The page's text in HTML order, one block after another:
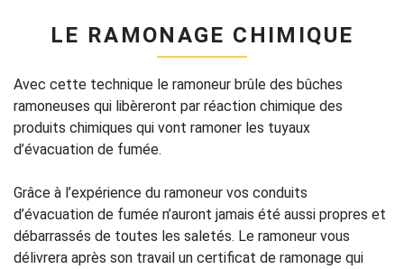
LE RAMONAGE CHIMIQUE
Avec cette technique le ramoneur brûle des bûches
ramoneuses qui libèreront par réaction chimique des
produits chimiques qui vont ramoner les tuyaux
d’évacuation de fumée.
Grâce à l’expérience du ramoneur vos conduits
d’évacuation de fumée n’auront jamais été aussi propres et
débarrassés de toutes les saletés. Le ramoneur vous
délivrera après son travail un certificat de ramonage qui